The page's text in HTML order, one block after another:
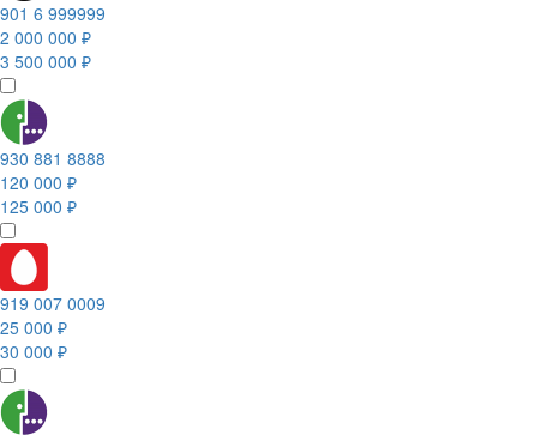
901 6 999999
2 000 000 ₽
3 500 000 ₽
930 881 8888
120 000 ₽
125 000 ₽
919 007 0009
25 000 ₽
30 000 ₽